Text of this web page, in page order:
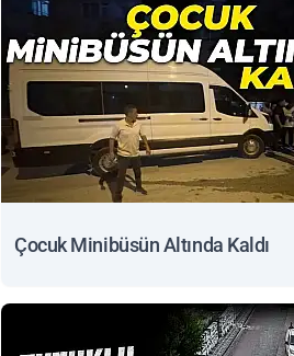
Çocuk Minibüsün Altında Kaldı